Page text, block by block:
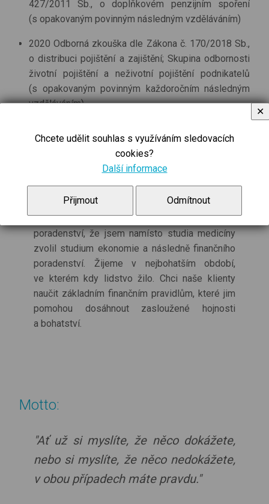
427/2011 Sb., o doplňkovém penzijním spoření
(s opakovaným povinným následným vzděláváním)
2020 Odborná zkouška dle Zákona č. 170/2018 Sb.,
o distribuci pojištění a zajištění; Skupina odbornosti
životní pojištění a neživotní pojištění podnikatelů
(s opakovaným povinným každoročním následným
vzděláváním)
Proč pracuji ve financích:
Vidím tak obrovský užitek v kvalitním finančním
poradenství, že jsem namísto studia medicíny
zvolil studium ekonomie a následně finančního
poradenství. Žijeme v nejbohatším období,
ve kterém kdy lidstvo žilo. Chci naše klienty
naučit základním finančním pravidlům, které jim
pomohou dosáhnout zasloužené hojnosti
a bohatství.
Motto:
"Ať už si myslíte, že něco dokážete,
nebo si myslíte, že něco nedokážete,
v obou případech máte pravdu."
Chcete udělit souhlas s využíváním sledovacích
cookies?
Další informace
Přijmout Odmítnout
✕